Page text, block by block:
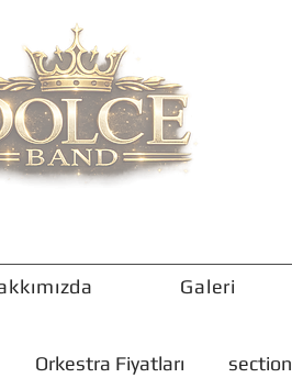
Galeri
Orkestra Fiyatları section